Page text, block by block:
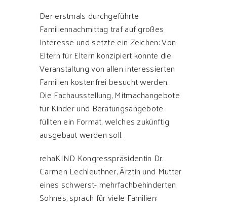
Der erstmals durchgeführte
Familiennachmittag traf auf großes
Interesse und setzte ein Zeichen: Von
Eltern für Eltern konzipiert konnte die
Veranstaltung von allen interessierten
Familien kostenfrei besucht werden.
Die Fachausstellung, Mitmachangebote
für Kinder und Beratungsangebote
füllten ein Format, welches zukünftig
ausgebaut werden soll.
rehaKIND Kongresspräsidentin Dr.
Carmen Lechleuthner, Ärztin und Mutter
eines schwerst- mehrfachbehinderten
Sohnes, sprach für viele Familien: